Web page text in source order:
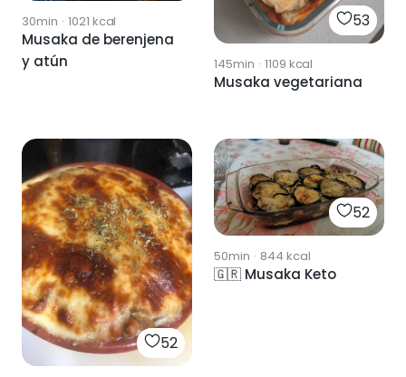
30min · 1021 kcal
Musaka de berenjena
y atún
53
145min · 1109 kcal
Musaka vegetariana
52
52
50min · 844 kcal
🇬🇷 Musaka Keto